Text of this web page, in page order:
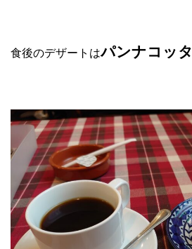
食後のデザートはパンナコッタ